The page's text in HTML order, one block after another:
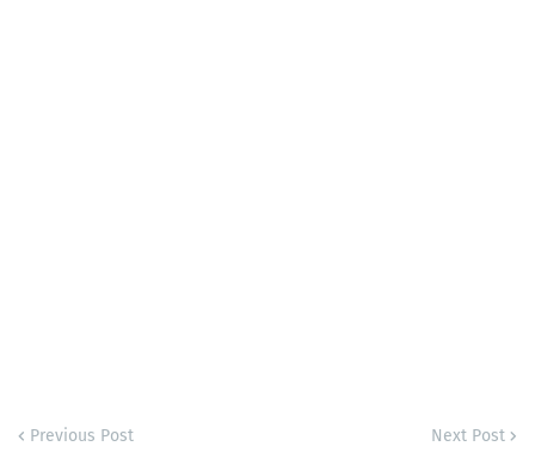
Previous Post Next Post